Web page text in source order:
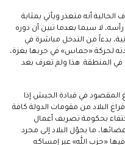
«1701» في الظروف الحالية أنه متعذر ويأتي بمثابة
لا سيما بعدما تبين أن دوره
بدءاً من التدخل مباشرة في
لحركة «حماس» في حربها بغزة،
المنطقة. هذا ولم تعرف بعد
المقصود في قيادة الجيش إذا
من إفراغ البلاد من مقومات الدولة كافة
بحكومة تصريف أعمال
ما يحوّل البلاد إلى مجرد
«حزب الله» عبر إمساكه